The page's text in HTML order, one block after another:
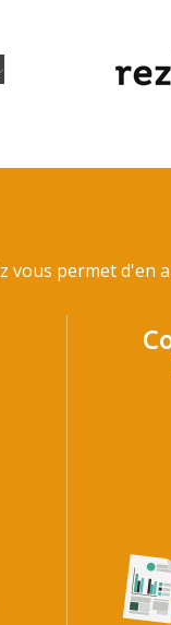
vous permet d'en